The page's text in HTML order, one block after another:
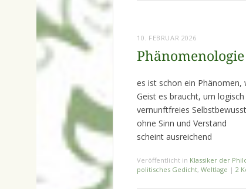
10. FEBRUAR 2026
Phänomenologie
es ist schon ein Phänomen,
Geist es braucht, um
vernunftfreies
ohne Sinn und Verstand
scheint ausreichend
Veröffentlicht in Klassiker der
politisches Gedicht, Weltlage | 2